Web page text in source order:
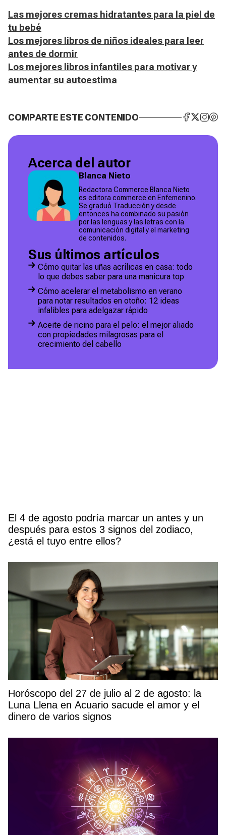
Las mejores cremas hidratantes para la piel de
tu bebé
Los mejores libros de niños ideales para leer
antes de dormir
Los mejores libros infantiles para motivar y
aumentar su autoestima
COMPARTE ESTE CONTENIDO
Acerca del autor
Blanca Nieto
Redactora Commerce Blanca Nieto
es editora commerce en Enfemenino.
Se graduó Traducción y desde
entonces ha combinado su pasión
por las lenguas y las letras con la
comunicación digital y el marketing
de contenidos.
Sus últimos artículos
Cómo quitar las uñas acrílicas en casa: todo
lo que debes saber para una manicura top
Cómo acelerar el metabolismo en verano
para notar resultados en otoño: 12 ideas
infalibles para adelgazar rápido
Aceite de ricino para el pelo: el mejor aliado
con propiedades milagrosas para el
crecimiento del cabello
El 4 de agosto podría marcar un antes y un
después para estos 3 signos del zodiaco,
¿está el tuyo entre ellos?
Horóscopo del 27 de julio al 2 de agosto: la
Luna Llena en Acuario sacude el amor y el
dinero de varios signos